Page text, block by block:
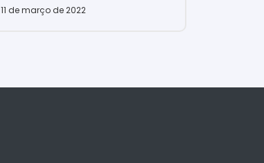
11 de março de 2022